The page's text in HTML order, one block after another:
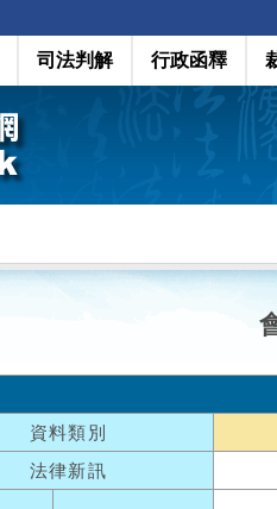
司法判解 行政函釋
資料類別
法律新訊